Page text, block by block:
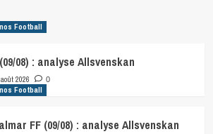
Football
08) : analyse Allsvenskan
2026 0
Football
FF (09/08) : analyse Allsvenskan